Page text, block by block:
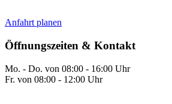
Anfahrt planen
Öffnungszeiten & Kontakt
Mo. - Do. von 08:00 - 16:00 Uhr
Fr. von 08:00 - 12:00 Uhr